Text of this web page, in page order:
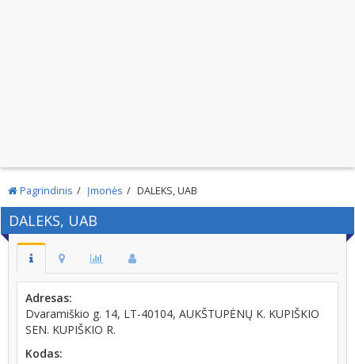
Pagrindinis Įmonės DALEKS, UAB
DALEKS, UAB
Adresas:
Dvaramiškio g. 14, LT-40104, AUKŠTUPĖNŲ K. KUPIŠKIO
SEN. KUPIŠKIO R.
Kodas: